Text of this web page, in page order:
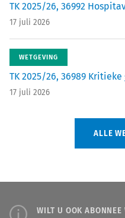
TK 2025/26, 36992
17 juli 2026
WETGEVING
TK 2025/26, 36989
17 juli 2026
ALLE
WILT U OOK ABONNEE